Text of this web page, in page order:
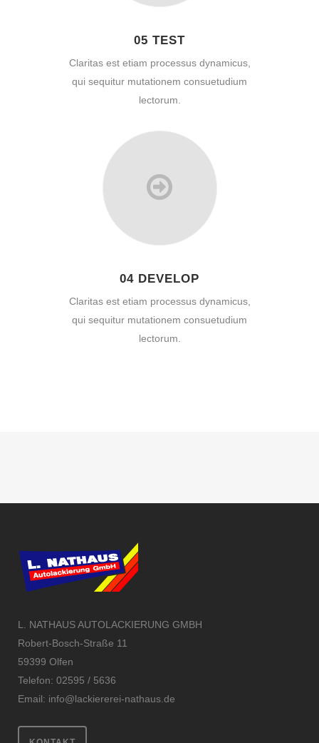
05 TEST
Claritas est etiam processus dynamicus,
qui sequitur mutationem consuetudium
lectorum.
04 DEVELOP
Claritas est etiam processus dynamicus,
qui sequitur mutationem consuetudium
lectorum.
L. NATHAUS AUTOLACKIERUNG GMBH
Robert-Bosch-Straße 11
59399 Olfen
Telefon: 02595 / 5636
Email: info@lackiererei-nathaus.de